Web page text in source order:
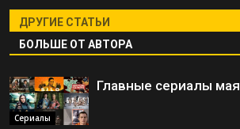
ДРУГИЕ СТАТЬИ
БОЛЬШЕ ОТ АВТОРА
Сериалы
Главные сериалы мая